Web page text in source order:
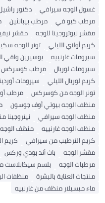
غسول الوجه سيرافي
دكتور
مرطب كيو في
مرطب بيبانثين
مقشر نيوتروجينا للوجه
مقشر
كريم أولاي الليلي
تونر للوجه سكين
سيرومات غارنييه
يوسيرين
سيرومات لوريال
مرطب كوسركس
كريم لوريال الليلي
سيرومات
تونر الوجه من كوسركس
مرطب
منظف ​​الوجه بيوتي أوف جوسون
منظف ​​الوجه سيرافي
منظف ​​الوجه غارنييه
منظف
كريم الترطيب من سيرافي
كريم
مقشر الوجه
باث أند بودي وركس
مرطبات الوجه
بلسم سيكابلاست
منتجات العناية بالبشرة
منظفات
ماء ميسيلار منظف من غارنييه